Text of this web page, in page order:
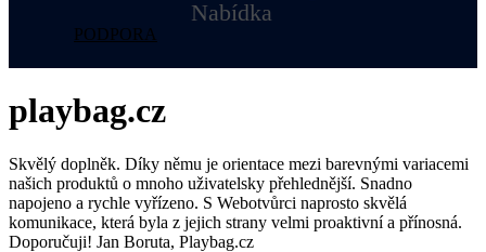
Nabídka
PODPORA
playbag.cz
Skvělý doplněk. Díky němu je orientace mezi barevnými variacemi
našich produktů o mnoho uživatelsky přehlednější. Snadno
napojeno a rychle vyřízeno. S Webotvůrci naprosto skvělá
komunikace, která byla z jejich strany velmi proaktivní a přínosná.
Doporučuji! Jan Boruta, Playbag.cz